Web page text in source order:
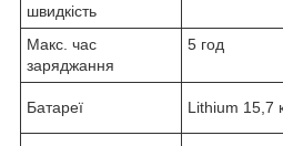
швидкість
Макс. час
заряджання
5 год
Батареї Lithium 15,7